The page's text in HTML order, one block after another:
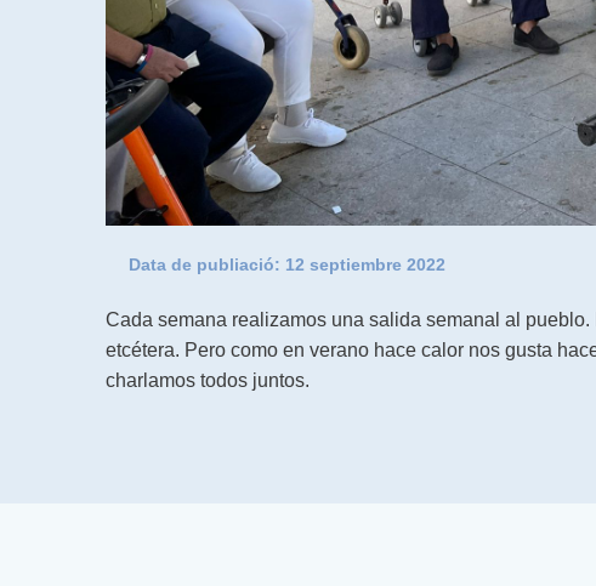
Data de publiació: 12 septiembre 2022
Cada semana realizamos una salida semanal al
etcétera. Pero como en verano hace calor nos gusta
charlamos todos juntos.